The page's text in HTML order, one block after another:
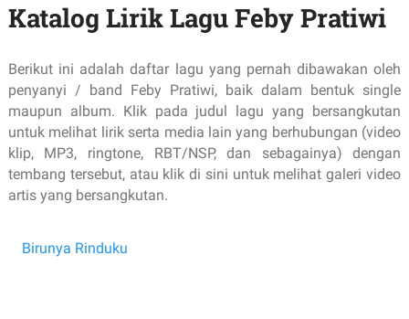
Katalog Lirik Lagu Feby Pratiwi
Berikut ini adalah daftar lagu yang pernah dibawakan oleh
penyanyi / band Feby Pratiwi, baik dalam bentuk single
maupun album. Klik pada judul lagu yang bersangkutan
untuk melihat lirik serta media lain yang berhubungan (video
klip, MP3, ringtone, RBT/NSP, dan sebagainya) dengan
tembang tersebut, atau klik di sini untuk melihat galeri video
artis yang bersangkutan.
Birunya Rinduku